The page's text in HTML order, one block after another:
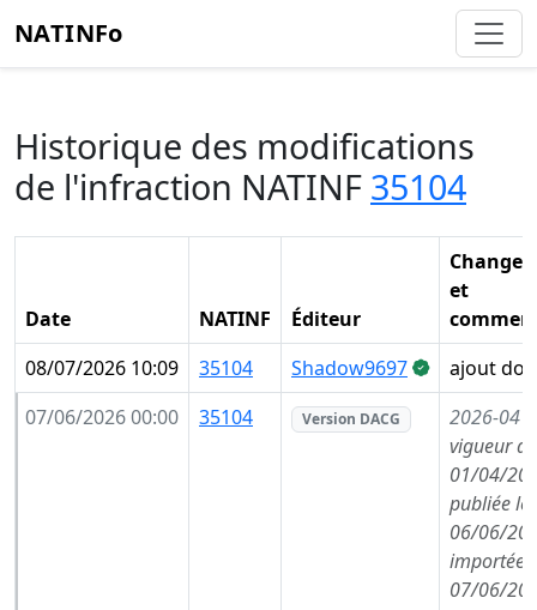
NATINFo
Historique des modifications
de l'infraction NATINF 35104
Date NATINF Éditeur
et
08/07/2026 10:09
35104 Shadow9697
ajout
07/06/2026 00:00
35104 Version DACG 2026-04
vigueur
01/04/
publiée le
06/06/
importée
07/06/